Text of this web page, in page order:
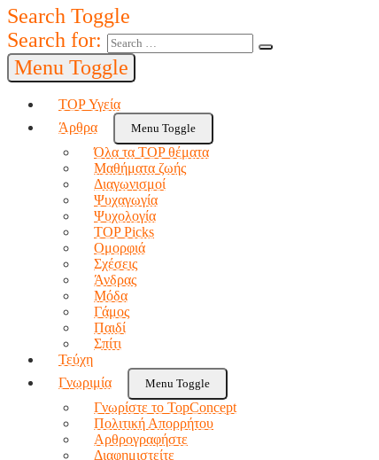
Search Toggle
Search for:
Menu Toggle
TOP Υγεία
Άρθρα
Menu Toggle
Όλα τα TOP θέματα
Μαθήματα ζωής
Διαγωνισμοί
Ψυχαγωγία
Ψυχολογία
TOP Picks
Ομορφιά
Σχέσεις
Άνδρας
Μόδα
Γάμος
Παιδί
Σπίτι
Τεύχη
Γνωριμία
Menu Toggle
Γνωρίστε το TopConcept
Πολιτική Απορρήτου
Αρθρογραφήστε
Διαφημιστείτε